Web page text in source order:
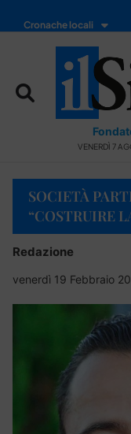
Cronache locali
VENERDÌ 7
SOCIETÀ
“COSTRUIRE
Redazione
venerdì 19 Febbraio